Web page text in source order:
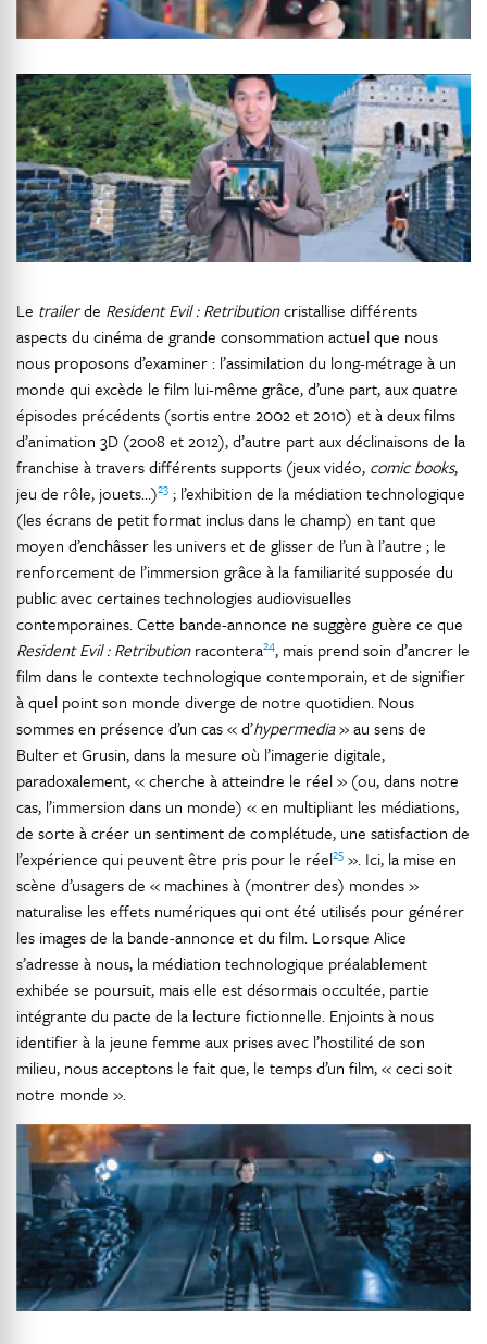
Le trailerde Resident Evil : Retributioncristallise différents
aspects du cinéma de grande consommation actuel que nous
nous proposons d’examiner : l’assimilation du long-métrage à un
monde qui excède le film lui-même grâce, d’une part, aux quatre
épisodes précédents (sortis entre 2002 et 2010) et à deux films
d’animation 3D (2008 et 2012), d’autre part aux déclinaisons de la
franchise à travers différents supports (jeux vidéo, comic books,
jeu de rôle, jouets…)23 ; l’exhibition de la médiation technologique
(les écrans de petit format inclus dans le champ) en tant que
moyen d’enchâsser les univers et de glisser de l’un à l’autre ; le
renforcement de l’immersion grâce à la familiarité supposée du
public avec certaines technologies audiovisuelles
contemporaines. Cette bande-annonce ne suggère guère ce que
Resident Evil : Retributionracontera24, mais prend soin d’ancrer le
film dans le contexte technologique contemporain, et de signifier
à quel point son monde diverge de notre quotidien. Nous
sommes en présence d’un cas « d’hypermedia» au sens de
Bulter et Grusin, dans la mesure où l’imagerie digitale,
paradoxalement, « cherche à atteindre le réel » (ou, dans notre
cas, l’immersion dans un monde) « en multipliant les médiations,
de sorte à créer un sentiment de complétude, une satisfaction de
l’expérience qui peuvent être pris pour le réel25 ». Ici, la mise en
scène d’usagers de « machines à (montrer des) mondes »
naturalise les effets numériques qui ont été utilisés pour générer
les images de la bande-annonce et du film. Lorsque Alice
s’adresse à nous, la médiation technologique préalablement
exhibée se poursuit, mais elle est désormais occultée, partie
intégrante du pacte de la lecture fictionnelle. Enjoints à nous
identifier à la jeune femme aux prises avec l’hostilité de son
milieu, nous acceptons le fait que, le temps d’un film, « ceci soit
notre monde ».